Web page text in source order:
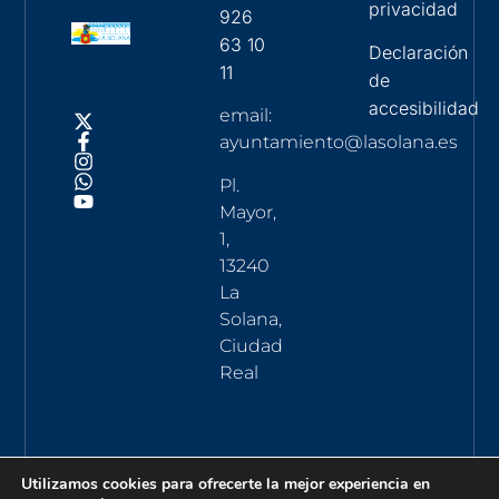
926
63 10
11
email:
ayuntamiento@lasolana.es
Pl.
Mayor,
1,
13240
La
Solana,
Ciudad
Real
privacidad
Declaración
de
accesibilidad
Utilizamos cookies para ofrecerte la mejor experiencia en